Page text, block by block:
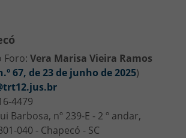
Foro: Vera Marisa Vieira Ramos
67, de 23 de junho de 2025)
4479
Barbosa, nº 239-E - 2 º andar,
040 - Chapecó - SC